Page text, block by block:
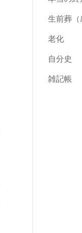
生前葬（
老化
自分史
雑記帳